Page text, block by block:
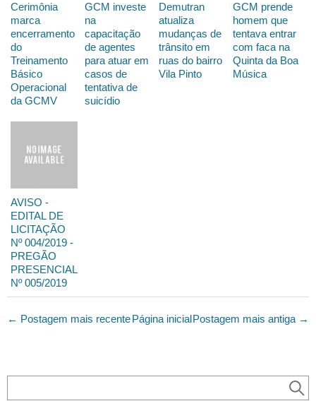
Cerimônia
marca
encerramento
do
Treinamento
Básico
Operacional
da GCMV
GCM investe
na
capacitação
de agentes
para atuar em
casos de
tentativa de
suicídio
Demutran
atualiza
mudanças de
trânsito em
ruas do bairro
Vila Pinto
GCM prende
homem que
tentava entrar
com faca na
Quinta da Boa
Música
AVISO -
EDITAL DE
LICITAÇÃO
Nº 004/2019 -
PREGÃO
PRESENCIAL
Nº 005/2019
← Postagem mais recente Postagem mais antiga →
Página inicial